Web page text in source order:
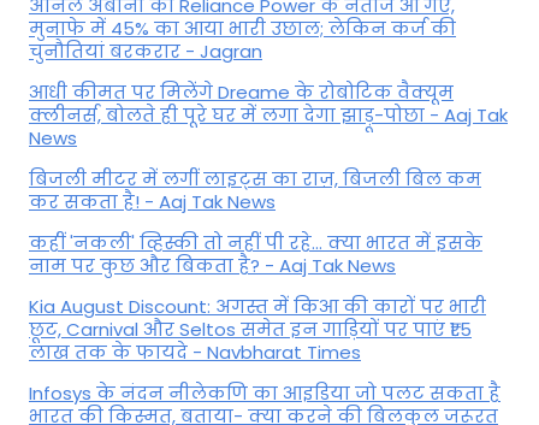
अनिल अंबानी की Reliance Power के नतीजे आ गए,
मुनाफे में 45% का आया भारी उछाल; लेकिन कर्ज की
चुनौतियां बरकरार - Jagran
आधी कीमत पर मिलेंगे Dreame के रोबोटिक वैक्यूम
क्लीनर्स, बोलते ही पूरे घर में लगा देगा झाड़ू-पोछा - Aaj Tak
News
बिजली मीटर में लगीं लाइट्स का राज़, बिजली बिल कम
कर सकता है! - Aaj Tak News
कहीं 'नकली' व्हिस्की तो नहीं पी रहे... क्या भारत में इसके
नाम पर कुछ और बिकता है? - Aaj Tak News
Kia August Discount: अगस्त में किआ की कारों पर भारी
छूट, Carnival और Seltos समेत इन गाड़ियों पर पाएं ₹1.5
लाख तक के फायदे - Navbharat Times
Infosys के नंदन नीलेकणि का आइडिया जो पलट सकता है
भारत की किस्मत, बताया- क्या करने की बिलकुल जरूरत